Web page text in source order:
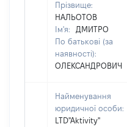
Прізвище:
НАЛЬОТОВ
Ім'я:
ДМИТРО
По батькові (за
наявності):
ОЛЕКСАНДРОВИЧ
Найменування
юридичної особи:
LTD"Aktivity"